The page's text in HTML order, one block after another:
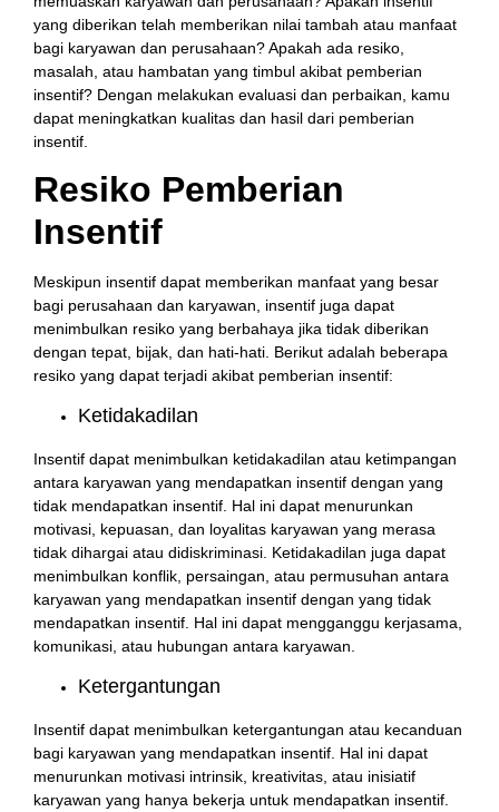
yang diberikan telah memberikan nilai tambah atau manfaat
bagi karyawan dan perusahaan? Apakah ada resiko,
masalah, atau hambatan yang timbul akibat pemberian
insentif? Dengan melakukan evaluasi dan perbaikan, kamu
dapat meningkatkan kualitas dan hasil dari pemberian
insentif.
Resiko Pemberian
Insentif
Meskipun insentif dapat memberikan manfaat yang besar
bagi perusahaan dan karyawan, insentif juga dapat
menimbulkan resiko yang berbahaya jika tidak diberikan
dengan tepat, bijak, dan hati-hati. Berikut adalah beberapa
resiko yang dapat terjadi akibat pemberian insentif:
Ketidakadilan
Insentif dapat menimbulkan ketidakadilan atau ketimpangan
antara karyawan yang mendapatkan insentif dengan yang
tidak mendapatkan insentif. Hal ini dapat menurunkan
motivasi, kepuasan, dan loyalitas karyawan yang merasa
tidak dihargai atau didiskriminasi. Ketidakadilan juga dapat
menimbulkan konflik, persaingan, atau permusuhan antara
karyawan yang mendapatkan insentif dengan yang tidak
mendapatkan insentif. Hal ini dapat mengganggu kerjasama,
komunikasi, atau hubungan antara karyawan.
Ketergantungan
Insentif dapat menimbulkan ketergantungan atau kecanduan
bagi karyawan yang mendapatkan insentif. Hal ini dapat
menurunkan motivasi intrinsik, kreativitas, atau inisiatif
karyawan yang hanya bekerja untuk mendapatkan insentif.